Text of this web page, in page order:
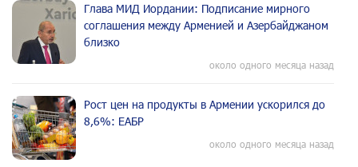
Глава МИД Иордании: Подписание мирного
соглашения между Арменией и Азербайджаном
близко
около одного месяца назад
Рост цен на продукты в Армении ускорился до
8,6%: ЕАБР
около одного месяца назад